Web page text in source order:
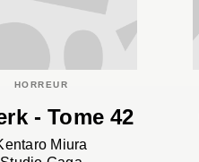
HORREUR
- Tome 42
Miura